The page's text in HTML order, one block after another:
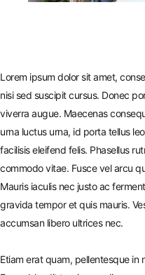
Lorem ipsum dolor sit amet,
nisi sed suscipit cursus. Donec
viverra augue. Maecenas
urna luctus urna, id porta tellus
facilisis eleifend felis. Phasellus
commodo vitae. Fusce vel arcu
Mauris iaculis nec justo ac
gravida tempor et quis mauris.
accumsan libero ultrices nec.
Etiam erat quam, pellentesque in